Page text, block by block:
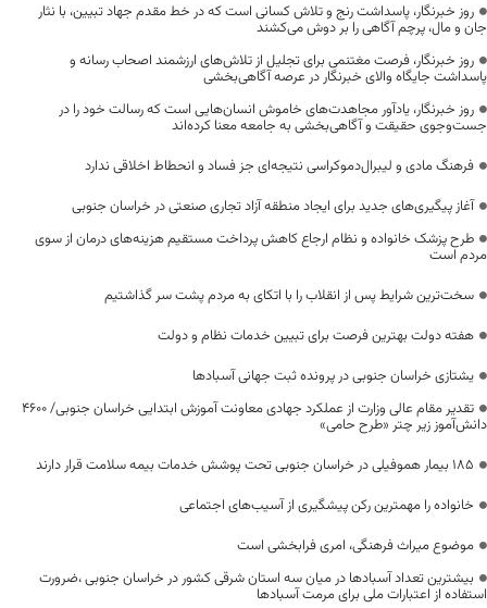
روز خبرنگار، پاسداشت رنج و تلاش کسانی است که در خط مقدم جهاد تبیین، با نثار
جان و مال، پرچم آگاهی را بر دوش می‌کشند
روز خبرنگار، فرصت مغتنمی برای تجلیل از تلاش‌های ارزشمند اصحاب رسانه و
پاسداشت جایگاه والای خبرنگار در عرصه آگاهی‌بخشی
روز خبرنگار، یادآور مجاهدت‌های خاموش انسان‌هایی است که رسالت خود را در
جست‌وجوی حقیقت و آگاهی‌بخشی به جامعه معنا کرده‌اند
فرهنگ مادی و لیبرال‌دموکراسی نتیجه‌ای جز فساد و انحطاط اخلاقی ندارد
آغاز پیگیری‌های جدید برای ایجاد منطقه آزاد تجاری صنعتی در خراسان جنوبی
طرح پزشک خانواده و نظام ارجاع کاهش پرداخت مستقیم هزینه‌های درمان از سوی
مردم است
سخت‌ترین شرایط پس از انقلاب را با اتکای به مردم پشت سر گذاشتیم
هفته دولت بهترین فرصت برای تبیین خدمات نظام و دولت
یشتازی خراسان جنوبی در پرونده ثبت جهانی آسبادها
تقدیر مقام عالی وزارت از عملکرد جهادی معاونت آموزش ابتدایی خراسان جنوبی/ ۴۶۰۰
دانش‌آموز زیر چتر «طرح حامی»
۱۸۵ بیمار هموفیلی در خراسان جنوبی تحت پوشش خدمات بیمه سلامت قرار دارند
خانواده را مهمترین رکن پیشگیری از آسیب‌های اجتماعی
موضوع میراث فرهنگی، امری فرابخشی است
بیشترین تعداد آسبادها در میان سه استان شرقی کشور در خراسان جنوبی ،ضرورت
استفاده از اعتبارات ملی برای مرمت آسبادها